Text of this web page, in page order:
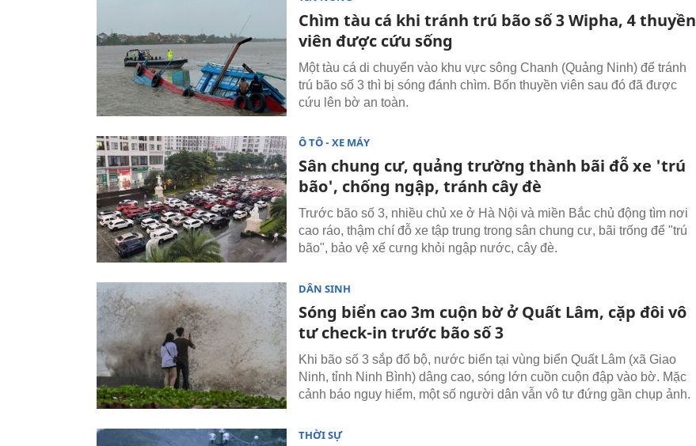
Chìm tàu cá khi tránh trú bão số 3 Wipha, 4 thuyền
viên được cứu sống
Một tàu cá di chuyển vào khu vực sông Chanh (Quảng Ninh) để tránh
trú bão số 3 thì bị sóng đánh chìm. Bốn thuyền viên sau đó đã được
cứu lên bờ an toàn.
Ô TÔ - XE MÁY
Sân chung cư, quảng trường thành bãi đỗ xe 'trú
bão', chống ngập, tránh cây đè
Trước bão số 3, nhiều chủ xe ở Hà Nội và miền Bắc chủ động tìm nơi
cao ráo, thậm chí đỗ xe tập trung trong sân chung cư, bãi trống để "trú
bão", bảo vệ xế cưng khỏi ngập nước, cây đè.
DÂN SINH
Sóng biển cao 3m cuộn bờ ở Quất Lâm, cặp đôi vô
tư check-in trước bão số 3
Khi bão số 3 sắp đổ bộ, nước biển tại vùng biển Quất Lâm (xã Giao
Ninh, tỉnh Ninh Bình) dâng cao, sóng lớn cuồn cuộn đập vào bờ. Mặc
cảnh báo nguy hiểm, một số người dân vẫn vô tư đứng gần chụp ảnh.
THỜI SỰ